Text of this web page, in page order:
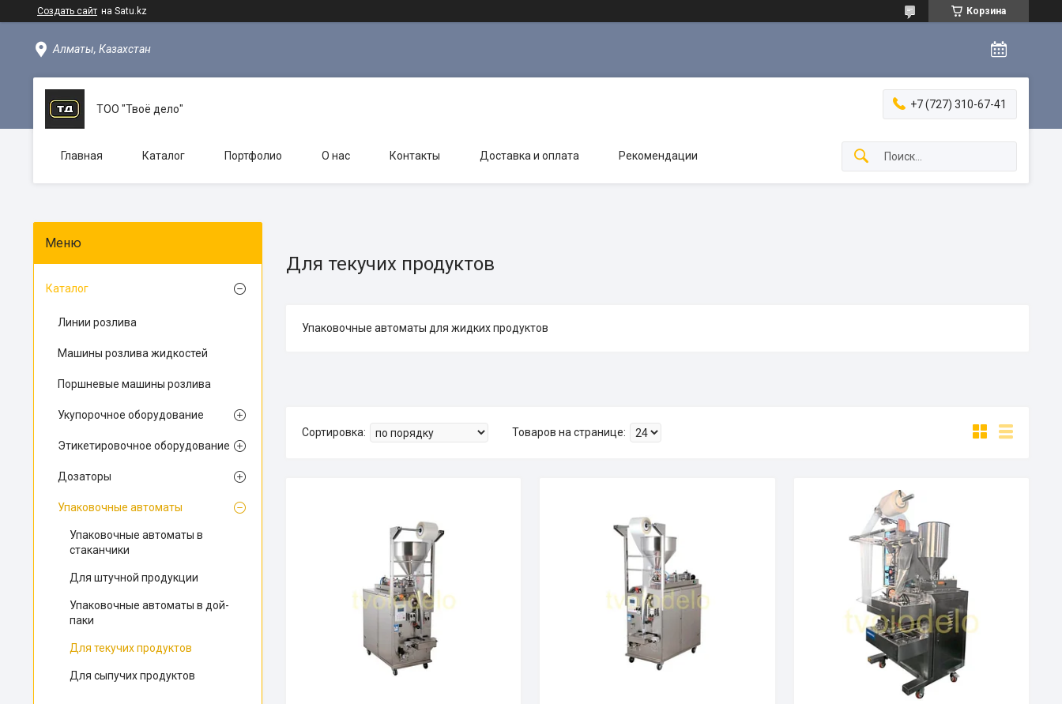
Создать сайт на Satu.kz Корзина
Алматы, Казахстан
ТОО "Твоё дело" +7 (727) 310-67-41
Главная Каталог Портфолио О нас Контакты Доставка и оплата Рекомендации
Для текучих продуктов
Упаковочные автоматы для жидких продуктов
Каталог
Линии розлива
Машины розлива жидкостей
Поршневые машины розлива
Укупорочное оборудование
Этикетировочное оборудование
Дозаторы
Упаковочные автоматы
Упаковочные автоматы в
стаканчики
Для штучной продукции
Упаковочные автоматы в дой-
паки
Для текучих продуктов
Для сыпучих продуктов